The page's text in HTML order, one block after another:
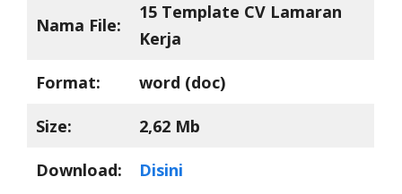
Nama File:
15 Template CV Lamaran
Kerja
Format: word (doc)
Size: 2,62 Mb
Download: Disini